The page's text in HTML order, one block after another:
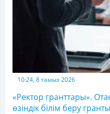
10:24, 8 тамыз 2026
«Ректор гранттары».
өзіндік білім беру